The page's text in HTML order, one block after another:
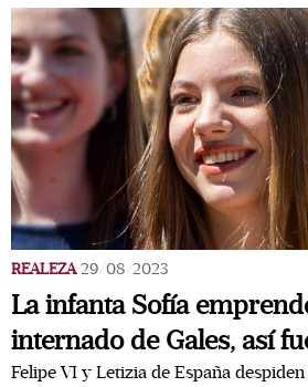
REALEZA 29/08/2023
La infanta Sofía
internado de Gales, así
Felipe VI y Letizia de España